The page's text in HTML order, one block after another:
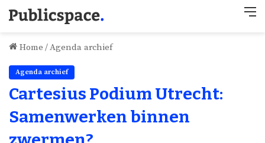
Home /Agenda archief
Agenda archief
Cartesius Podium Utrecht:
Samenwerken binnen